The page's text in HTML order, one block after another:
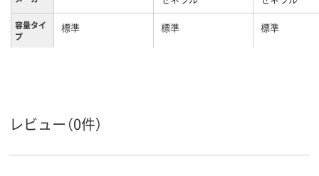
容量タイ
プ
標準 標準 標準
レビュー（0件）